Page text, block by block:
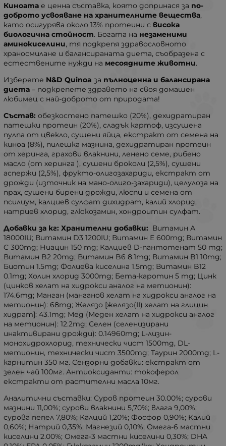
Киноата е ценна съставка, която допринася за по-
доброто усвояване на хранителните вещества,
като осигурява около 13% протеини с висока
биологична стойност. Богата на незаменими
аминокиселини, тя подкрепя здравословното
храносмилане и балансираната диета, съобразена с
естествените нужди на месоядните животни.
Изберете N&D Quinoa за пълноценна и балансирана
диета – подкрепете здравето на своя домашен
любимец с най-доброто от природата!
Състав: обезкостено патешко (20%), дехидратиран
патешки протеин (20%), сладък картоф, изсушена
пулпа от цвекло, сушени яйца, екстракт от семена на
киноа (8%), пилешка мазнина, дехидратиран протеин
от херинга, грахови влакнини, ленено семе, рибено
масло (от херинга ), сушени броколи (2,5%), сушени
аспержи (2,5%), фрукто-олигозахариди, екстракт от
дрожди (източник на мано-олиго-захариди), целулоза на
прах, сушени бирени дрожди, люспи и семена от
псилиум, калциев сулфат дихидрат, калий хлорид,
натриев хлорид, глюкозамин, хондроитин сулфат.
Добавки за кг: Хранителни добавки: Витамин А
18000IU; Витамин D3 1200IU; Витамин Е 600mg; Витамин
C 300mg; Ниацин 150 mg; Калциев D-пантотенат 50 mg;
Витамин B2 20mg; Витамин B6 8.1mg; Витамин B1 10mg;
Биотин 1.5mg; Фолиева киселина 1.5mg; Витамин B12
0.1mg; Холин хлорид 3000mg; Бета-каротин 5 mg; Цинк
(цинков хелат на хидрокси аналог на метионин):
174.6mg; Манган (манганов хелат на хидрокси аналог на
метионин): 68mg; Желязо [желязо(II) хелат на глицин
хидрат]: 43.1mg; Мед (Меден хелат на хидрокси аналог
на метионин): 12.2mg; Селен (селенизирани
инактивирани дрожди): 0.14960mg; L-лизин-
монохидрохлорид, технически чист 1500mg, DL-
метионин, технически чист 3500mg; Таурин 2000mg; L-
карнитин 350 мг. Сензорни добавки: екстракт от
зелен чай 100мг. Антиоксиданти: токоферол
екстракти от растителни масла 10мг.
Аналитични съставки: Суров протеин 30.00%; сурови
мазнини 11,00%; сурови влакнини 5,70%; влага 9,00%;
сурова пепел 7,80%; Калций 1,20%; Фосфор 0,90%; Калий
0,60%; Натрий 0,35%; Магнезий 0,10%; Омега-6 мастни
киселини 2.00%; Омега-3 мастни киселини 0,30%; DHA